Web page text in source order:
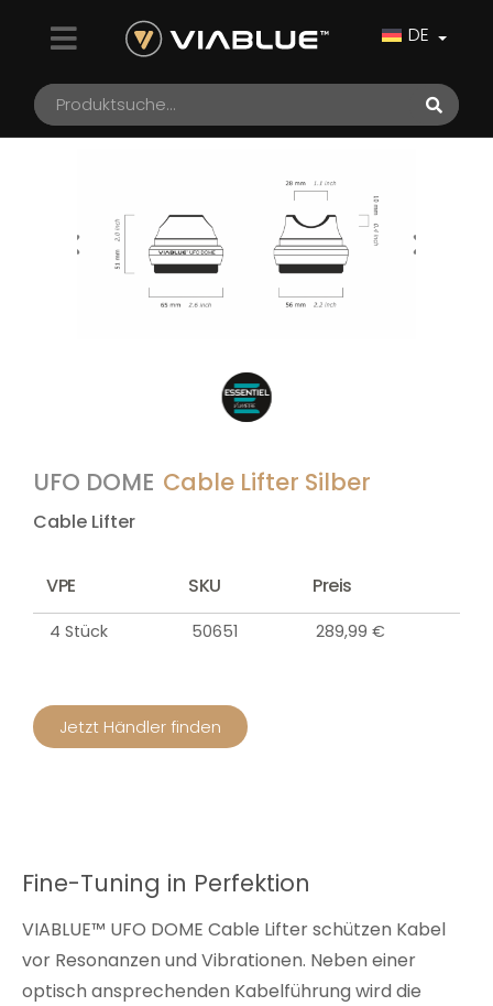
DE
UFO DOME Cable Lifter Silber
Cable Lifter
VPE SKU Preis
4 Stück 50651 289,99 €
Jetzt Händler finden
Fine-Tuning in Perfektion
VIABLUE™ UFO DOME Cable Lifter schützen Kabel
vor Resonanzen und Vibrationen. Neben einer
optisch ansprechenden Kabelführung wird die